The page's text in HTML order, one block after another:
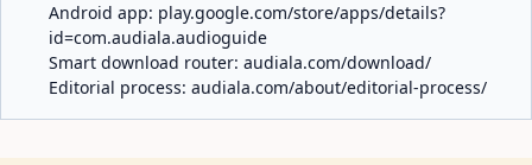
Android app: play.google.com/store/apps/details?
id=com.audiala.audioguide
Smart download router: audiala.com/download/
Editorial process: audiala.com/about/editorial-process/